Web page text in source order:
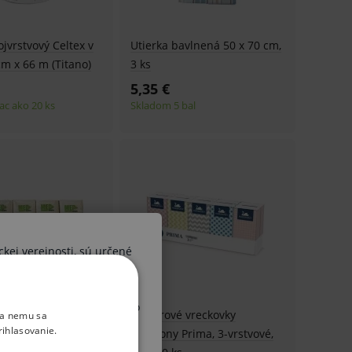
Celtex v
x 66 m (Titano)
ako 20 ks
Utierka bavlnená 50 x 70 cm,
3 ks
5,35 €
Skladom 5 bal
vrstvové, 10 x 10
Papierové vreckovky
Harmony Prima, 3-vrstvové,
verejnosti, sú určené
osôb. V prípade, že by
alebo liečebného
Vás, že sa
nemu sa